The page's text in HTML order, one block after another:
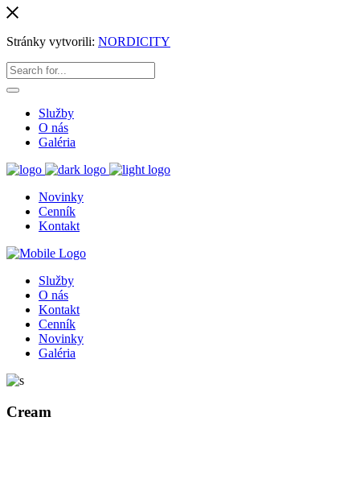
Stránky vytvorili: NORDICITY
Služby
O nás
Galéria
Novinky
Cenník
Kontakt
Služby
O nás
Kontakt
Cenník
Novinky
Galéria
Cream